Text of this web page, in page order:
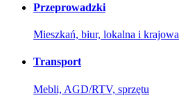
Przeprowadzki
Mieszkań, biur, lokalna i krajowa
Transport
Mebli, AGD/RTV, sprzętu